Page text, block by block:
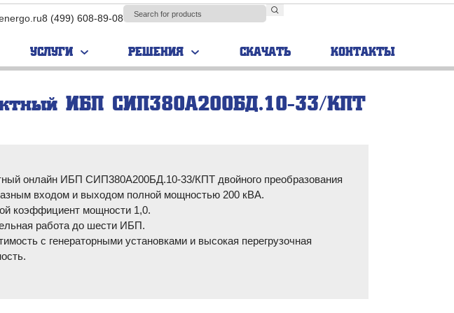
8 (499) 608-89-08
EVADA
ные ИБП
Модульные ИБП
Промышленные
ИБП
TRIAL
УСЛУГИ РЕШЕНИЯ СКАЧАТЬ КОНТАКТЫ
ИБП СИП380А200БД.10-33/КПТ
онлайн ИБП СИП380А200БД.10-33/КПТ двойного преобразования
входом и выходом полной мощностью 200 кВА.
коэффициент мощности 1,0.
работа до шести ИБП.
с генераторными установками и высокая перегрузочная